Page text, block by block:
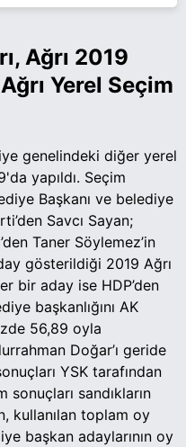
Ağrı 2019
Yerel Seçim
genelindeki diğer yerel
yapıldı. Seçim
Başkanı ve belediye
Savcı Sayan;
Taner Söylemez’in
gösterildiği 2019 Ağrı
bir aday ise HDP’den
başkanlığını AK
56,89 oyla
Doğar’ı geride
YSK tarafından
sonuçları sandıkların
kullanılan toplam oy
başkan adaylarının oy